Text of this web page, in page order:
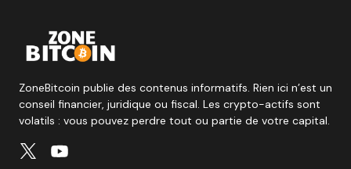
ZoneBitcoin publie des contenus informatifs. Rien ici n’est un
conseil financier, juridique ou fiscal. Les crypto-actifs sont
volatils : vous pouvez perdre tout ou partie de votre capital.